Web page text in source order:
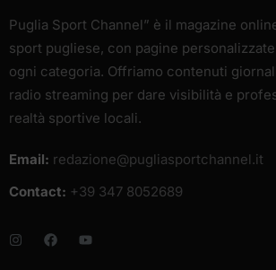
Puglia Sport Channel” è il magazine
sport pugliese, con pagine
ogni categoria. Offriamo contenuti
radio streaming per dare visibilità e
realtà sportive locali.
Email: redazione@pugliasportchannel.it
Contact: +39 347 8052689